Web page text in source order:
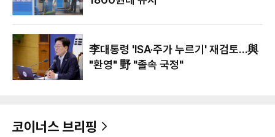
李대통령 'ISA·주가 누르기' 재검토…與
"환영" 野 "졸속 국정"
코이너스 브리핑